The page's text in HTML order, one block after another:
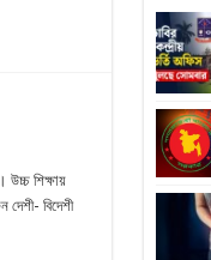
উচ্চ শিক্ষায়
বিদেশী